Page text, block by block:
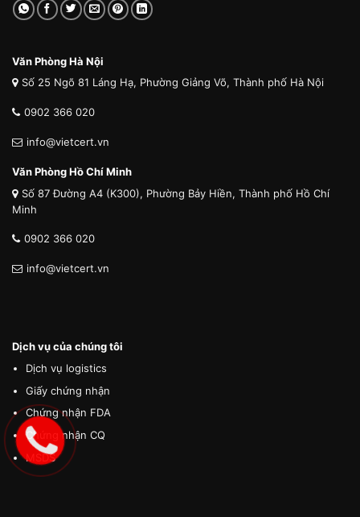
Văn Phòng Hà Nội
Số 25 Ngõ 81 Láng Hạ, Phường Giảng Võ, Thành phố Hà Nội
0902 366 020
info@vietcert.vn
Văn Phòng Hồ Chí Minh
Số 87 Đường A4 (K300), Phường Bảy Hiền, Thành phố Hồ Chí
Minh
0902 366 020
info@vietcert.vn
Dịch vụ của chúng tôi
Dịch vụ logistics
Giấy chứng nhận
Chứng nhận FDA
Chứng nhận CQ
MSDS